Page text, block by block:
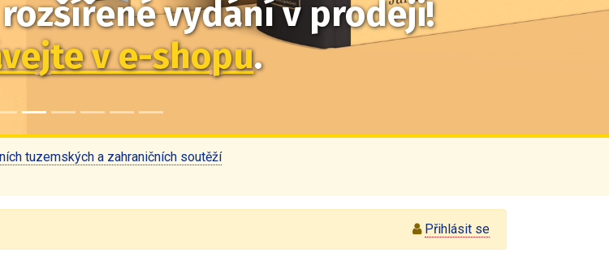
vydání v prodeji!
v e-shopu.
tuzemských a zahraničních soutěží
Přihlásit se